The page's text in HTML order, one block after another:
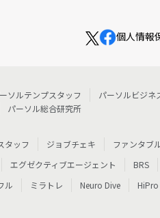
個人情報
ソルテンプスタッフ パーソルビジネ
パーソル総合研究所
タッフ ジョブチェキ ファンタブ
エグゼクティブエージェント BRS
ル ミラトレ Neuro Dive HiPro